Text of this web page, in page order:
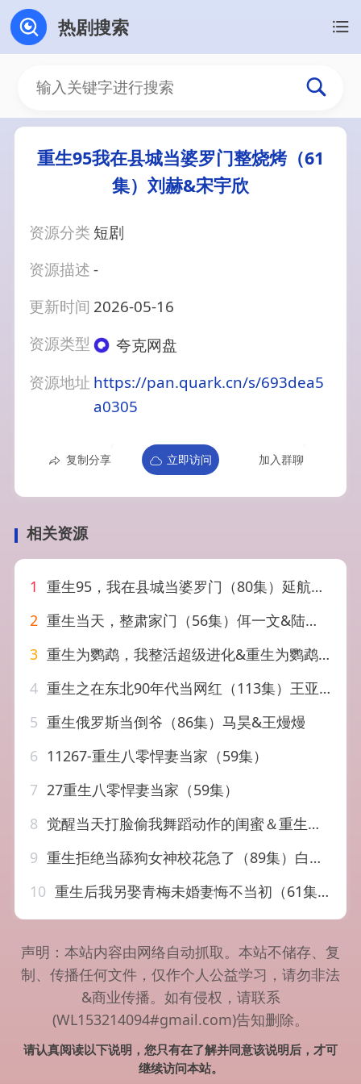
热剧搜索
重生95我在县城当婆罗门整烧烤（61
集）刘赫&宋宇欣
资源分类 短剧
资源描述-
更新时间 2026-05-16
资源类型
夸克网盘
资源地址 https://pan.quark.cn/s/693dea5
a0305
复制分享 立即访问 加入群聊
相关资源
1 重生95，我在县城当婆罗门（80集）延航宇＆杨雨佳
2 重生当天，整肃家门（56集）佴一文&陆明杰
3 重生为鹦鹉，我整活超级进化&重生为鹦鹉我整活超级进化（70集）王钰威&王琳惠
4 重生之在东北90年代当网红（113集）王亚东&苗瀚予
5 重生俄罗斯当倒爷（86集）马昊&王熳熳
6 11267-重生八零悍妻当家（59集）
7 27重生八零悍妻当家（59集）
8 觉醒当天打脸偷我舞蹈动作的闺蜜＆重生后我一舞惊鸿（60集）翁心＆申晴
9 重生拒绝当舔狗女神校花急了（89集）白珩威＆张诗媛（汤圆子）
10 重生后我另娶青梅未婚妻悔不当初（61集）刘煜烨&胡蝶&张兮樾
声明：本站内容由网络自动抓取。本站不储存、复
制、传播任何文件，仅作个人公益学习，请勿非法
&商业传播。如有侵权，请联系
(WL153214094#gmail.com)告知删除。
请认真阅读以下说明，您只有在了解并同意该说明后，才可
继续访问本站。